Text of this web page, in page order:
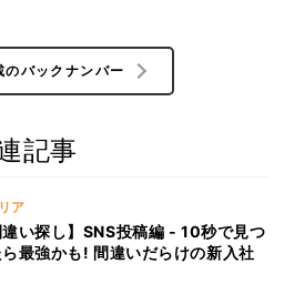
のバックナンバー
記事
ア
違い探し】SNS投稿編 - 10秒で見つ
最強かも! 間違いだらけの新入社